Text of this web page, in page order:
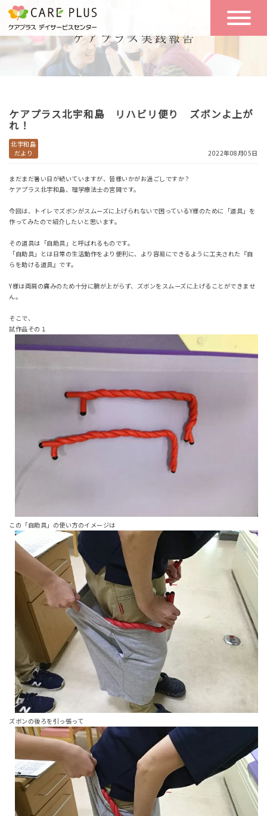
こんな方に
おすすめ
一日の流れ
一日体験
空き状況
お問い合わせ
体験希望
ケアプラス北宇和島 リハビリ便り ズボンよ上が
れ！
北宇和島
だより
2022年08月05日
まだまだ暑い日が続いていますが、皆様いかがお過ごしですか？
ケアプラス北宇和島、理学療法士の宮岡です。
今回は、トイレでズボンがスムーズに上げられないで困っているY様のために「道具」を
作ってみたので紹介したいと思います。
その道具は「自助具」と呼ばれるものです。
「自助具」とは日常の生活動作をより便利に、より容易にできるように工夫された『自
らを助ける道具』です。
Y様は両肩の痛みのため十分に腕が上がらず、ズボンをスムーズに上げることができませ
ん。
そこで、
試作品その１
この「自助具」の使い方のイメージは
ズボンの後ろを引っ張って